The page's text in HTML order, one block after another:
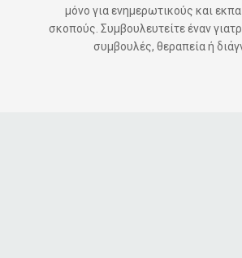
μόνο για ενημερωτικούς και
σκοπούς. Συμβουλευτείτε έναν
συμβουλές, θεραπεία ή